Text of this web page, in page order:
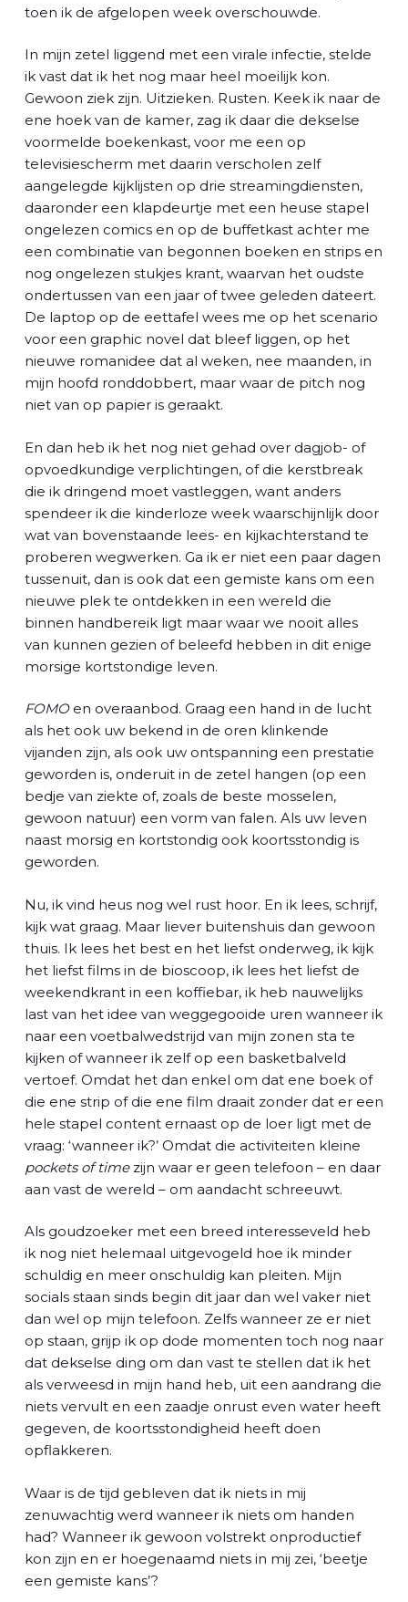
toen ik de afgelopen week overschouwde.
In mijn zetel liggend met een virale infectie, stelde
ik vast dat ik het nog maar heel moeilijk kon.
Gewoon ziek zijn. Uitzieken. Rusten. Keek ik naar de
ene hoek van de kamer, zag ik daar die dekselse
voormelde boekenkast, voor me een op
televisiescherm met daarin verscholen zelf
aangelegde kijklijsten op drie streamingdiensten,
daaronder een klapdeurtje met een heuse stapel
ongelezen comics en op de buffetkast achter me
een combinatie van begonnen boeken en strips en
nog ongelezen stukjes krant, waarvan het oudste
ondertussen van een jaar of twee geleden dateert.
De laptop op de eettafel wees me op het scenario
voor een graphic novel dat bleef liggen, op het
nieuwe romanidee dat al weken, nee maanden, in
mijn hoofd ronddobbert, maar waar de pitch nog
niet van op papier is geraakt.
En dan heb ik het nog niet gehad over dagjob- of
opvoedkundige verplichtingen, of die kerstbreak
die ik dringend moet vastleggen, want anders
spendeer ik die kinderloze week waarschijnlijk door
wat van bovenstaande lees- en kijkachterstand te
proberen wegwerken. Ga ik er niet een paar dagen
tussenuit, dan is ook dat een gemiste kans om een
nieuwe plek te ontdekken in een wereld die
binnen handbereik ligt maar waar we nooit alles
van kunnen gezien of beleefd hebben in dit enige
morsige kortstondige leven.
FOMOen overaanbod. Graag een hand in de lucht
als het ook uw bekend in de oren klinkende
vijanden zijn, als ook uw ontspanning een prestatie
geworden is, onderuit in de zetel hangen (op een
bedje van ziekte of, zoals de beste mosselen,
gewoon natuur) een vorm van falen. Als uw leven
naast morsig en kortstondig ook koortsstondig is
geworden.
Nu, ik vind heus nog wel rust hoor. En ik lees, schrijf,
kijk wat graag. Maar liever buitenshuis dan gewoon
thuis. Ik lees het best en het liefst onderweg, ik kijk
het liefst films in de bioscoop, ik lees het liefst de
weekendkrant in een koffiebar, ik heb nauwelijks
last van het idee van weggegooide uren wanneer ik
naar een voetbalwedstrijd van mijn zonen sta te
kijken of wanneer ik zelf op een basketbalveld
vertoef. Omdat het dan enkel om dat ene boek of
die ene strip of die ene film draait zonder dat er een
hele stapel content ernaast op de loer ligt met de
vraag: ‘wanneer ik?’ Omdat die activiteiten kleine
pockets of time zijn waar er geen telefoon – en daar
aan vast de wereld – om aandacht schreeuwt.
Als goudzoeker met een breed interesseveld heb
ik nog niet helemaal uitgevogeld hoe ik minder
schuldig en meer onschuldig kan pleiten. Mijn
socials staan sinds begin dit jaar dan wel vaker niet
dan wel op mijn telefoon. Zelfs wanneer ze er niet
op staan, grijp ik op dode momenten toch nog naar
dat dekselse ding om dan vast te stellen dat ik het
als verweesd in mijn hand heb, uit een aandrang die
niets vervult en een zaadje onrust even water heeft
gegeven, de koortsstondigheid heeft doen
opflakkeren.
Waar is de tijd gebleven dat ik niets in mij
zenuwachtig werd wanneer ik niets om handen
had? Wanneer ik gewoon volstrekt onproductief
kon zijn en er hoegenaamd niets in mij zei, ‘beetje
een gemiste kans’?